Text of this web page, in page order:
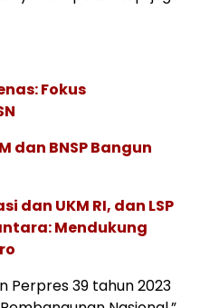
Fokus
dan BNSP Bangun
dan UKM RI, dan LSP
Mendukung
Perpres 39 tahun 2023